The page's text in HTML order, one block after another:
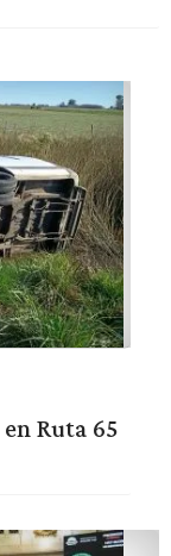
Ruta 65